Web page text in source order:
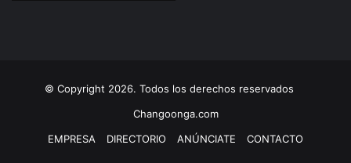
© Copyright 2026. Todos los derechos reservados
Changoonga.com
EMPRESA
DIRECTORIO ANÚNCIATE CONTACTO